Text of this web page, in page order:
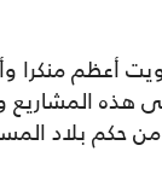
في الكويت
هذه المشاريع
من حكم بلاد